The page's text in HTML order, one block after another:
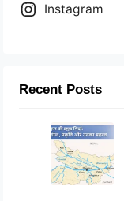
Instagram
Recent Posts